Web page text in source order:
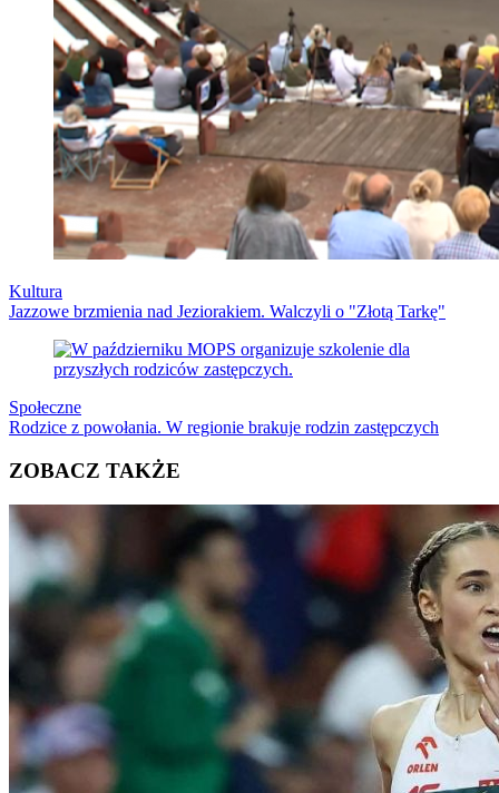
Kultura
Jazzowe brzmienia nad Jeziorakiem. Walczyli o "Złotą Tarkę"
Społeczne
Rodzice z powołania. W regionie brakuje rodzin zastępczych
ZOBACZ TAKŻE